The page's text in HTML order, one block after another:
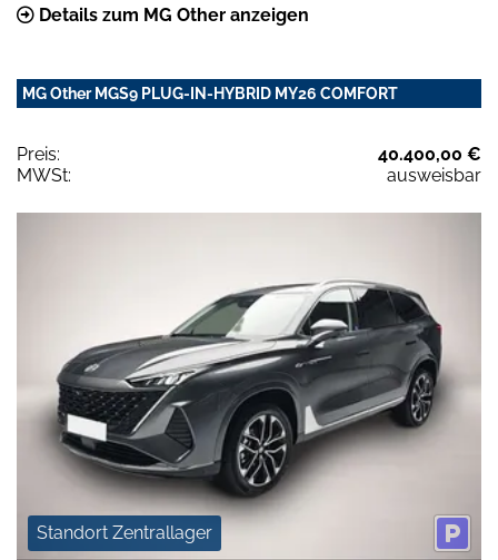
Details zum MG Other anzeigen
MG Other MGS9 PLUG-IN-HYBRID MY26 COMFORT
Preis:
40.400,00 €
MWSt:
ausweisbar
Standort Zentrallager